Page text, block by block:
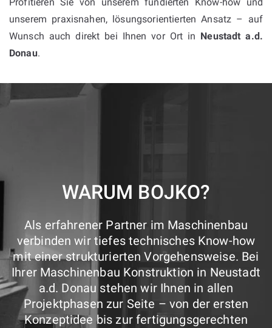
unserem praxisnahen, lösungsorientierten Ansatz – auf
Wunsch auch direkt bei Ihnen vor Ort in Neustadt a.d.
Donau.
WARUM BOJKO?
Als erfahrener Partner im Maschinenbau
verbinden wir tiefes technisches Know-how
mit einer strukturierten Vorgehensweise. Bei
Ihrer Maschinenbau Konstruktion in Neustadt
a.d. Donau stehen wir Ihnen in allen
Projektphasen zur Seite – von der ersten
Konzeptidee bis zur fertigungsgerechten